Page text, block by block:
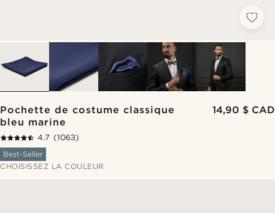
Pochette de costume classique
bleu marine
14,90 $ CAD
4.7 (1063)
Best-Seller
CHOISISSEZ LA COULEUR